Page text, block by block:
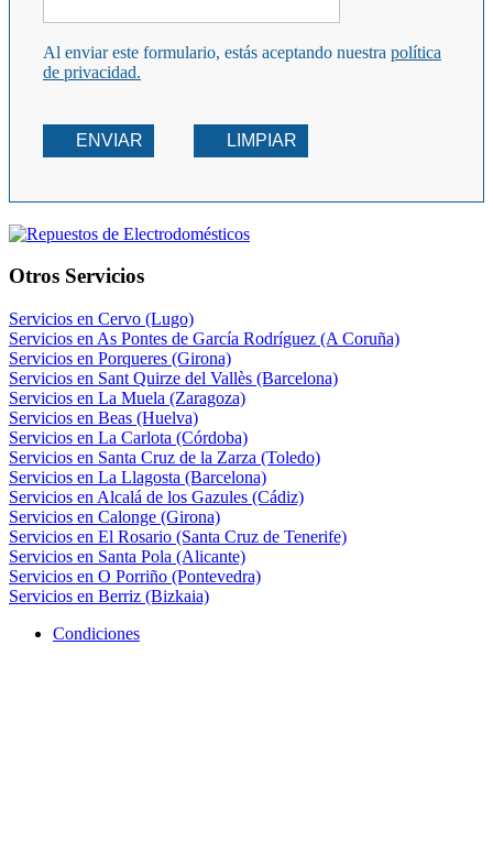
Al enviar este formulario, estás aceptando nuestra política
de privacidad.
ENVIAR LIMPIAR
Otros Servicios
Servicios en Cervo (Lugo)
Servicios en As Pontes de García Rodríguez (A Coruña)
Servicios en Porqueres (Girona)
Servicios en Sant Quirze del Vallès (Barcelona)
Servicios en La Muela (Zaragoza)
Servicios en Beas (Huelva)
Servicios en La Carlota (Córdoba)
Servicios en Santa Cruz de la Zarza (Toledo)
Servicios en La Llagosta (Barcelona)
Servicios en Alcalá de los Gazules (Cádiz)
Servicios en Calonge (Girona)
Servicios en El Rosario (Santa Cruz de Tenerife)
Servicios en Santa Pola (Alicante)
Servicios en O Porriño (Pontevedra)
Servicios en Berriz (Bizkaia)
Condiciones